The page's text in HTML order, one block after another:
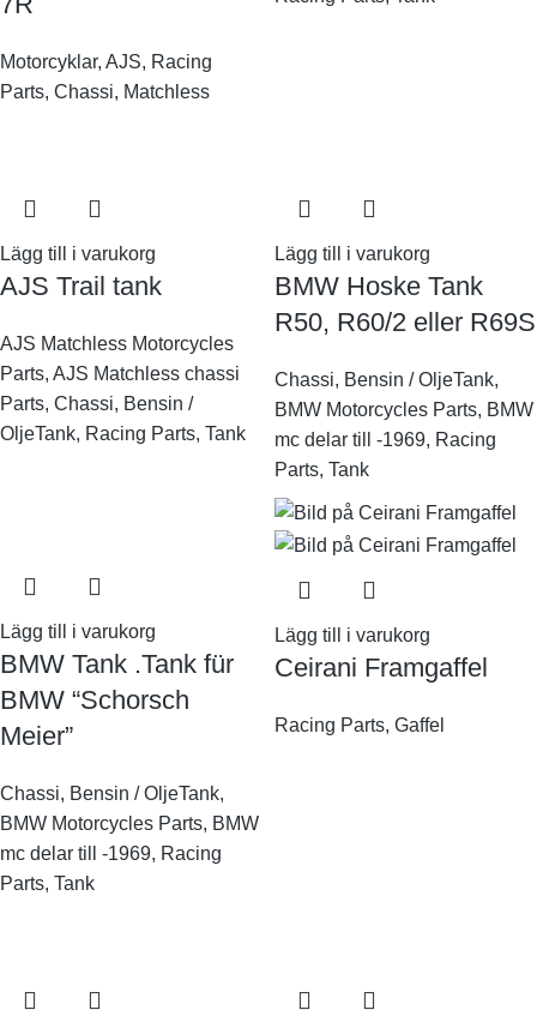
Motorcyklar, AJS, Racing
Parts, Chassi, Matchless
Lägg till i varukorg
AJS Trail tank
AJS Matchless Motorcycles
Parts, AJS Matchless chassi
Parts, Chassi, Bensin /
OljeTank, Racing Parts, Tank
Lägg till i varukorg
BMW Hoske Tank
R50, R60/2 eller R69S
Chassi, Bensin / OljeTank,
BMW Motorcycles Parts, BMW
mc delar till -1969, Racing
Parts, Tank
Lägg till i varukorg
BMW Tank .Tank für
BMW “Schorsch
Meier”
Chassi, Bensin / OljeTank,
BMW Motorcycles Parts, BMW
mc delar till -1969, Racing
Parts, Tank
Lägg till i varukorg
Ceirani Framgaffel
Racing Parts, Gaffel